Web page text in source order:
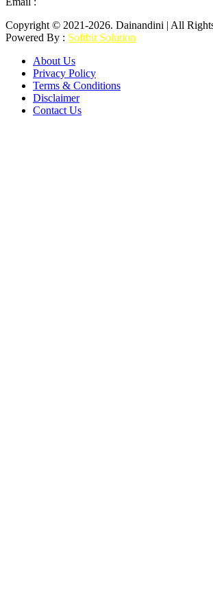
Copyright © 2021-2026. Dainandini | All
Powered By : Softbit Solution
About Us
Privacy Policy
Terms & Conditions
Disclaimer
Contact Us